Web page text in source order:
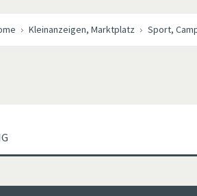
Kleinanzeigen, Marktplatz Sport,